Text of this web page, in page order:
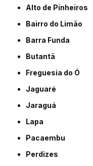
Alto de Pinheiros
Bairro do Limão
Barra Funda
Butantã
Freguesia do Ó
Jaguaré
Jaraguá
Lapa
Pacaembu
Perdizes